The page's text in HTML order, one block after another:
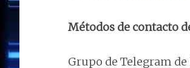
Métodos de contacto
Grupo de Telegram de